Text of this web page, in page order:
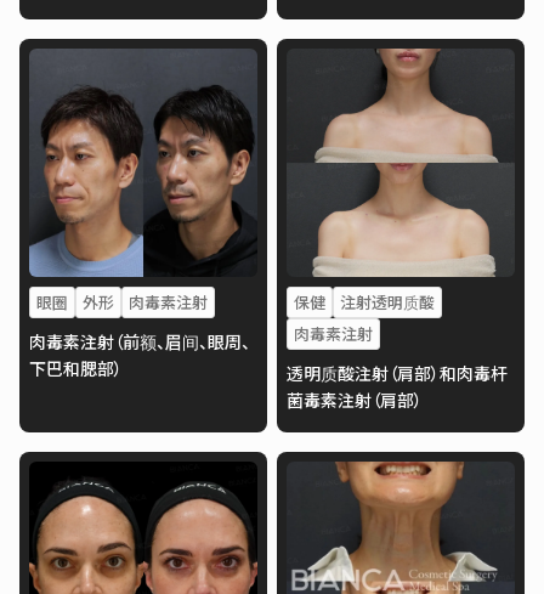
眼圈 外形 肉毒素注射
肉毒素注射（前额、眉间、眼周、
下巴和腮部）
保健
注射透明质酸
肉毒素注射
透明质酸注射（肩部）和肉毒杆
菌毒素注射（肩部）